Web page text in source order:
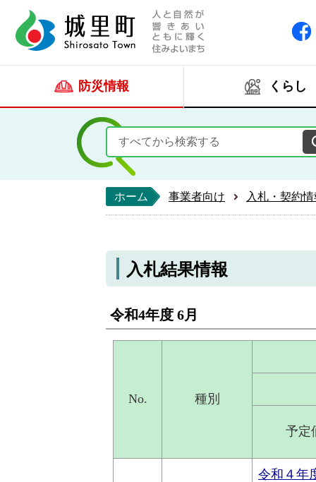
防災情報 くらし
ホーム 事業者向け 入札・契約
入札結果情報
令和4年度 6月
No. 種別
予定
令和４年